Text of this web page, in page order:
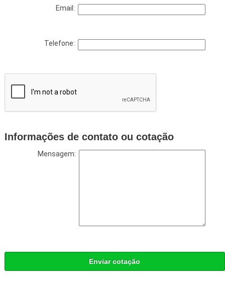
Email:
Telefone:
Informações de contato ou cotação
Mensagem:
Enviar cotação